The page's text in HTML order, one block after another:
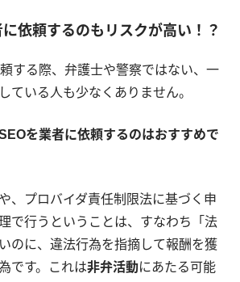
依頼するのもリスクが高い！？
する際、弁護士や警察ではない、一
ている人も少なくありません。
を業者に依頼するのはおすすめで
、プロバイダ責任制限法に基づく申
で行うということは、すなわち「法
のに、違法行為を指摘して報酬を獲
です。これは非弁活動にあたる可能